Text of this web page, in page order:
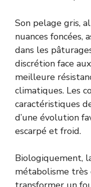
Son pelage gris,
nuances foncées,
dans les
discrétion face
meilleure
climatiques. Les
caractéristiques
d’une évolution
escarpé et froid.
Biologiquement,
métabolisme très